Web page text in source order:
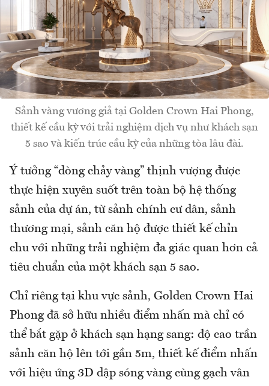
Sảnh vàng vương giả tại Golden Crown Hai Phong,
thiết kế cầu kỳ với trải nghiệm dịch vụ như khách sạn
5 sao và kiến trúc cầu kỳ của những tòa lâu đài.
Ý tưởng “dòng chảy vàng” thịnh vượng được
thực hiện xuyên suốt trên toàn bộ hệ thống
sảnh của dự án, từ sảnh chính cư dân, sảnh
thương mại, sảnh căn hộ được thiết kế chỉn
chu với những trải nghiệm đa giác quan hơn cả
tiêu chuẩn của một khách sạn 5 sao.
Chỉ riêng tại khu vực sảnh, Golden Crown Hai
Phong đã sở hữu nhiều điểm nhấn mà chỉ có
thể bắt gặp ở khách sạn hạng sang: độ cao trần
sảnh căn hộ lên tới gần 5m, thiết kế điểm nhấn
với hiệu ứng 3D dập sóng vàng cùng gạch vân